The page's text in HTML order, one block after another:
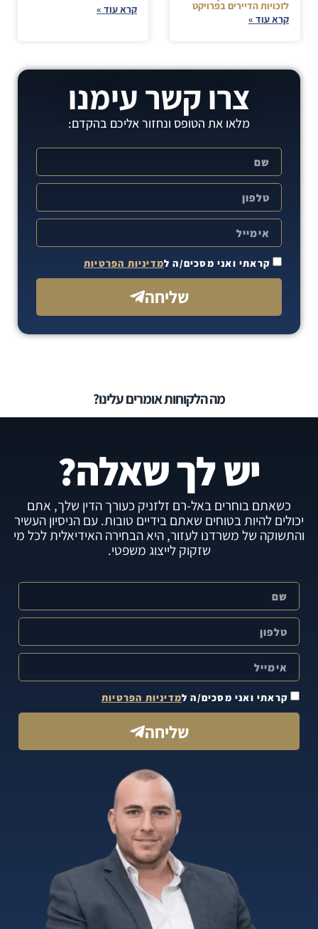
לזכויות הדיירים בפרויקט
קרא עוד »
קרא עוד »
צרו קשר עימנו
מלאו את הטופס ונחזור אליכם בהקדם:
קראתי ואני מסכים/ה למדיניות הפרטיות
שליחה
מה הלקוחות אומרים עלינו?
יש לך שאלה?
כשאתם בוחרים באל-רם זלזניק כעורך הדין שלך, אתם
יכולים להיות בטוחים שאתם בידיים טובות. עם הניסיון העשיר
והתשוקה של משרדנו לעזור, היא הבחירה האידיאלית לכל מי
שזקוק לייצוג משפטי.
קראתי ואני מסכים/ה למדיניות הפרטיות
שליחה